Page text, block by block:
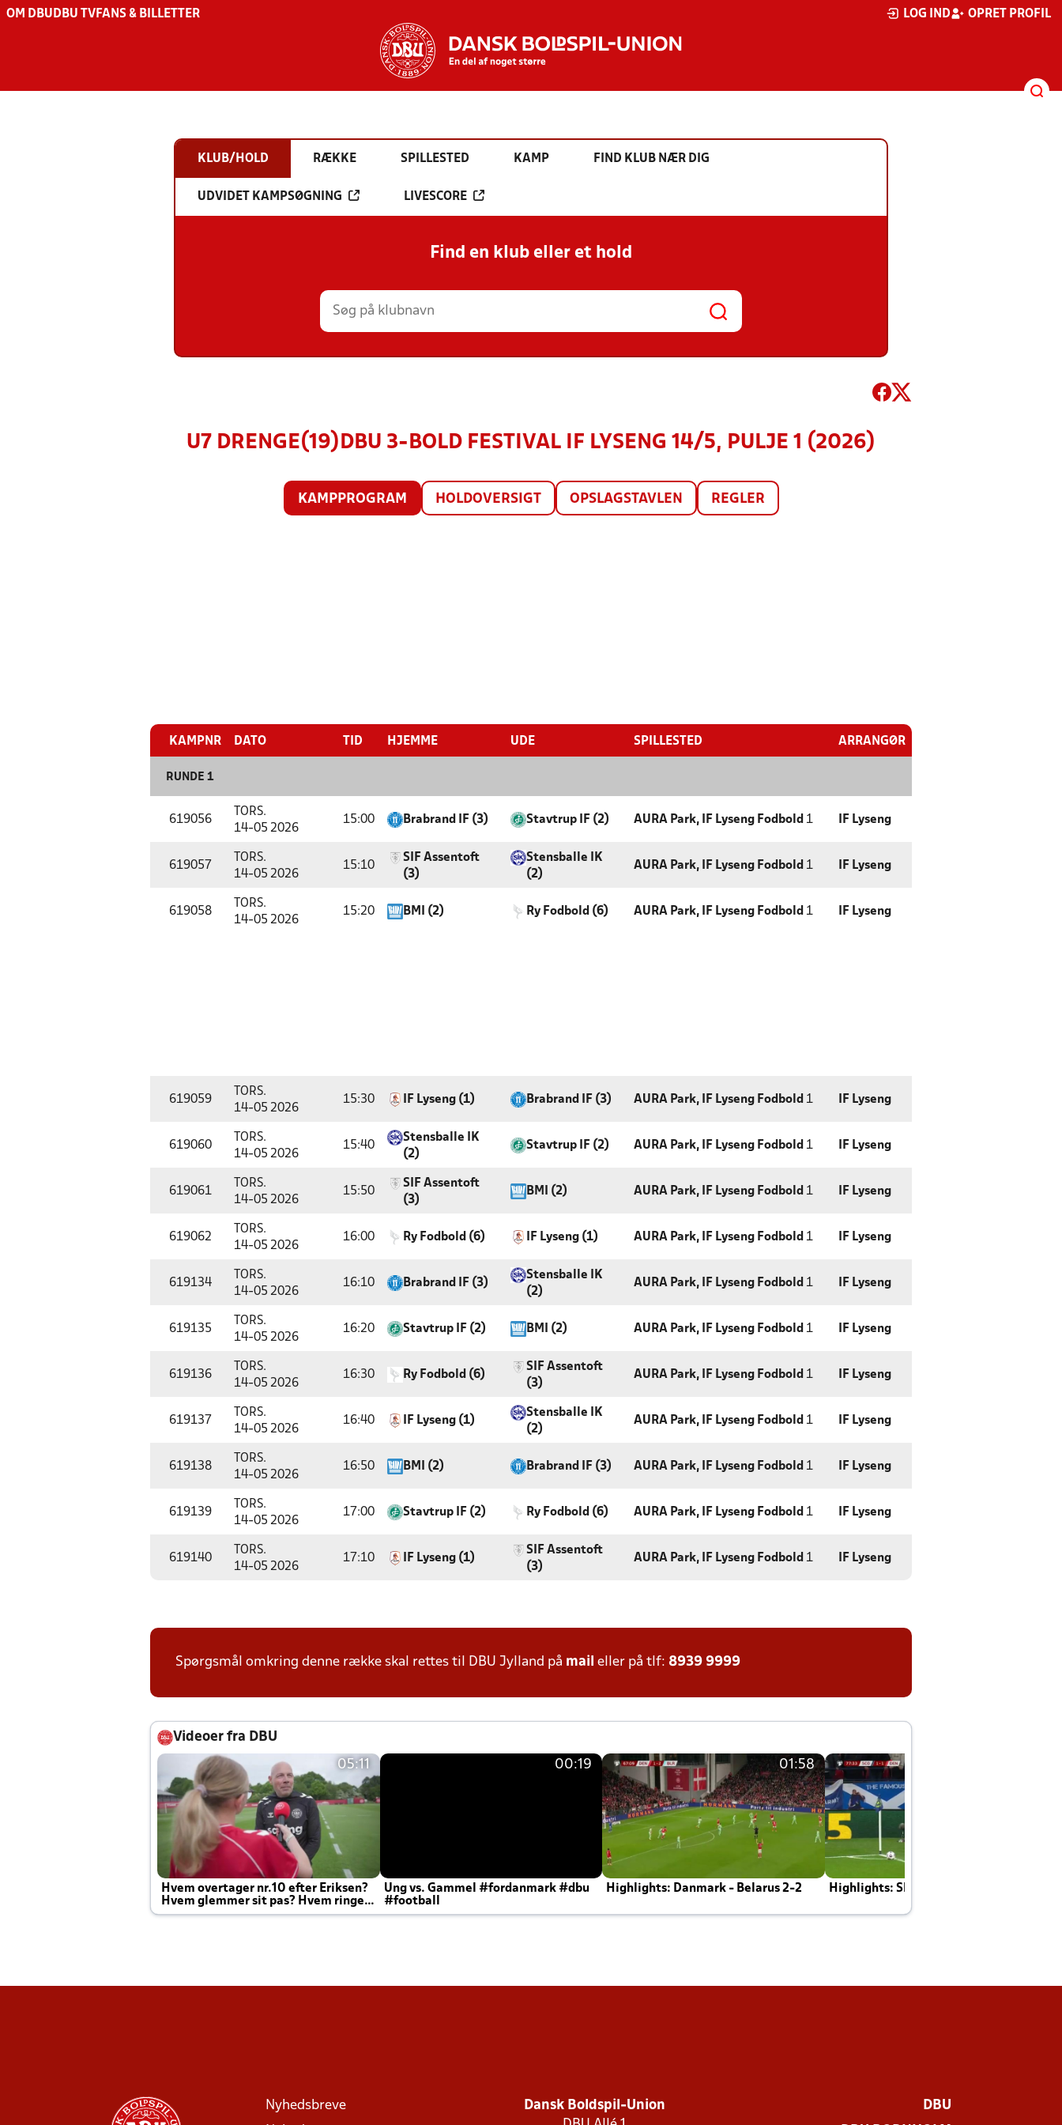
OM DBU DBU TV FANS & BILLETTER LOG IND OPRET PROFIL
KLUB/HOLD RÆKKE SPILLESTED KAMP FIND KLUB NÆR DIG
UDVIDET KAMPSØGNING LIVESCORE
Find en klub eller et hold
U7 DRENGE(19)DBU 3-BOLD FESTIVAL IF LYSENG 14/5, PULJE 1 (2026)
KAMPPROGRAM HOLDOVERSIGT OPSLAGSTAVLEN REGLER
KAMPNR DATO TID HJEMME UDE SPILLESTED ARRANGØR
RUNDE 1
619056
TORS.
14-05 2026
15:00 Brabrand IF (3) Stavtrup IF (2) AURA Park, IF Lyseng Fodbold 1 IF Lyseng
619057
TORS.
14-05 2026
15:10
SIF Assentoft
(3)
Stensballe IK
(2)
AURA Park, IF Lyseng Fodbold 1 IF Lyseng
619058
TORS.
14-05 2026
15:20 BMI (2) Ry Fodbold (6) AURA Park, IF Lyseng Fodbold 1 IF Lyseng
619059
TORS.
14-05 2026
15:30 IF Lyseng (1) Brabrand IF (3) AURA Park, IF Lyseng Fodbold 1 IF Lyseng
619060
TORS.
14-05 2026
15:40
Stensballe IK
(2)
Stavtrup IF (2) AURA Park, IF Lyseng Fodbold 1 IF Lyseng
619061
TORS.
14-05 2026
15:50
SIF Assentoft
(3)
BMI (2) AURA Park, IF Lyseng Fodbold 1 IF Lyseng
619062
TORS.
14-05 2026
16:00 Ry Fodbold (6) IF Lyseng (1) AURA Park, IF Lyseng Fodbold 1 IF Lyseng
619134
TORS.
14-05 2026
16:10 Brabrand IF (3)
Stensballe IK
(2)
AURA Park, IF Lyseng Fodbold 1 IF Lyseng
619135
TORS.
14-05 2026
16:20 Stavtrup IF (2) BMI (2) AURA Park, IF Lyseng Fodbold 1 IF Lyseng
619136
TORS.
14-05 2026
16:30 Ry Fodbold (6)
SIF Assentoft
(3)
AURA Park, IF Lyseng Fodbold 1 IF Lyseng
619137
TORS.
14-05 2026
16:40 IF Lyseng (1)
Stensballe IK
(2)
AURA Park, IF Lyseng Fodbold 1 IF Lyseng
619138
TORS.
14-05 2026
16:50 BMI (2) Brabrand IF (3) AURA Park, IF Lyseng Fodbold 1 IF Lyseng
619139
TORS.
14-05 2026
17:00 Stavtrup IF (2) Ry Fodbold (6) AURA Park, IF Lyseng Fodbold 1 IF Lyseng
619140
TORS.
14-05 2026
17:10 IF Lyseng (1)
SIF Assentoft
(3)
AURA Park, IF Lyseng Fodbold 1 IF Lyseng
Spørgsmål omkring denne række skal rettes til DBU Jylland på mail eller på tlf: 8939 9999
Videoer fra DBU
05:11
Hvem overtager nr.10 efter Eriksen?
Hvem glemmer sit pas? Hvem ringer
Joachim altid til efter kampe?
00:19
Ung vs. Gammel #fordanmark #dbu
#football
01:58
Highlights: Danmark - Belarus 2-2 Highlights: Skotland - Danmark 4-2
Nyhedsbreve
Dansk Boldspil-Union
DBU